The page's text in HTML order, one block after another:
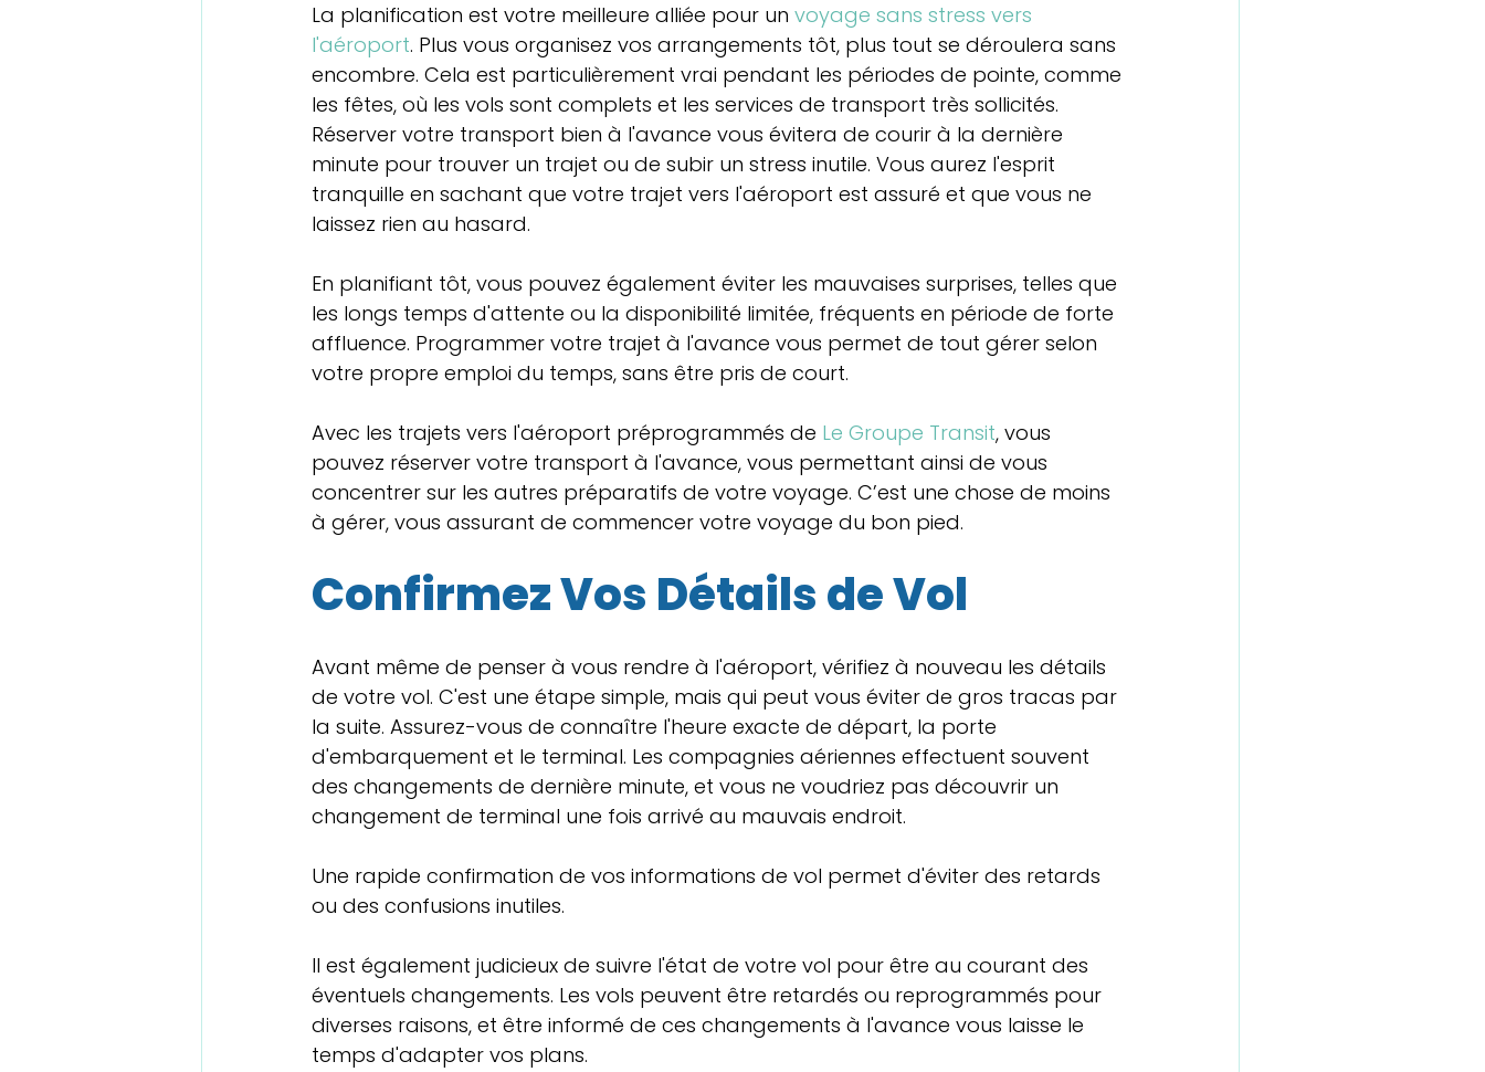
La planification est votre meilleure alliée pour un voyage sans stress vers
l'aéroport. Plus vous organisez vos arrangements tôt, plus tout se déroulera sans
encombre. Cela est particulièrement vrai pendant les périodes de pointe, comme
les fêtes, où les vols sont complets et les services de transport très sollicités.
Réserver votre transport bien à l'avance vous évitera de courir à la dernière
minute pour trouver un trajet ou de subir un stress inutile. Vous aurez l'esprit
tranquille en sachant que votre trajet vers l'aéroport est assuré et que vous ne
laissez rien au hasard.
En planifiant tôt, vous pouvez également éviter les mauvaises surprises, telles que
les longs temps d'attente ou la disponibilité limitée, fréquents en période de forte
affluence. Programmer votre trajet à l'avance vous permet de tout gérer selon
votre propre emploi du temps, sans être pris de court.
Avec les trajets vers l'aéroport préprogrammés de Le Groupe Transit, vous
pouvez réserver votre transport à l'avance, vous permettant ainsi de vous
concentrer sur les autres préparatifs de votre voyage. C’est une chose de moins
à gérer, vous assurant de commencer votre voyage du bon pied.
Confirmez Vos Détails de Vol
Avant même de penser à vous rendre à l'aéroport, vérifiez à nouveau les détails
de votre vol. C'est une étape simple, mais qui peut vous éviter de gros tracas par
la suite. Assurez-vous de connaître l'heure exacte de départ, la porte
d'embarquement et le terminal. Les compagnies aériennes effectuent souvent
des changements de dernière minute, et vous ne voudriez pas découvrir un
changement de terminal une fois arrivé au mauvais endroit.
Une rapide confirmation de vos informations de vol permet d'éviter des retards
ou des confusions inutiles.
Il est également judicieux de suivre l'état de votre vol pour être au courant des
éventuels changements. Les vols peuvent être retardés ou reprogrammés pour
diverses raisons, et être informé de ces changements à l'avance vous laisse le
temps d'adapter vos plans.